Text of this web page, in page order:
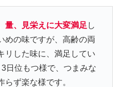
量、見栄えに大変満足 し
めの味ですが、高齢の両
リした味に、満足してい
日位もつ様で、つまみな
ず楽な様です。